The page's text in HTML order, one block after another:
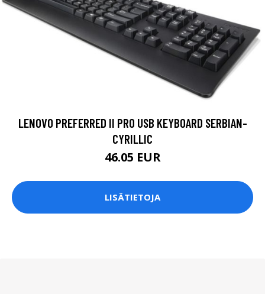
LENOVO PREFERRED II PRO USB KEYBOARD SERBIAN-
CYRILLIC
46.05 EUR
LISÄTIETOJA